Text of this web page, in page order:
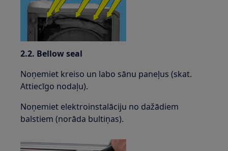
2.2. Bellow seal
Noņemiet kreiso un labo sānu paneļus (skat.
Attiecīgo nodaļu).
Noņemiet elektroinstalāciju no dažādiem
balstiem (norāda bultiņas).